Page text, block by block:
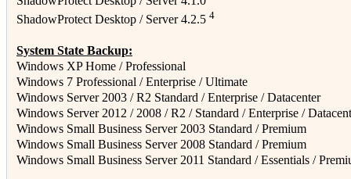
ShadowProtect Desktop / Server 4.2.5 4
System State Backup:
Windows XP Home / Professional
Windows 7 Professional / Enterprise / Ultimate
Windows Server 2003 / R2 Standard / Enterprise / Datacenter
Windows Server 2012 / 2008 / R2 / Standard / Enterprise /
Windows Small Business Server 2003 Standard / Premium
Windows Small Business Server 2008 Standard / Premium
Windows Small Business Server 2011 Standard / Essentials /